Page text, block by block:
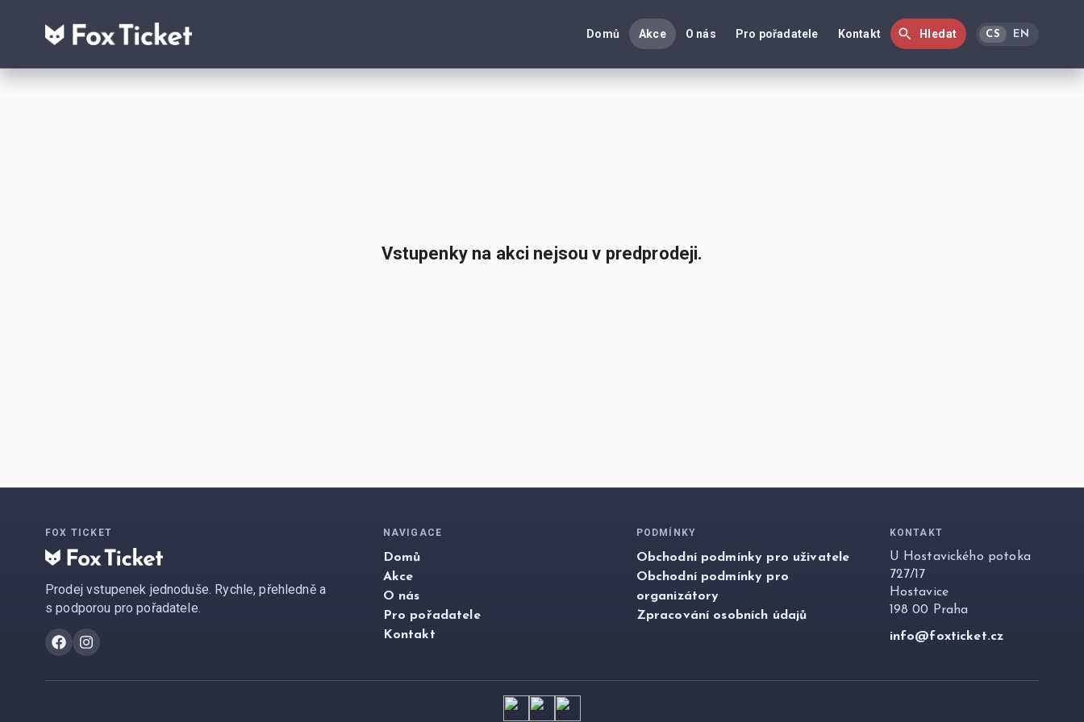
Domů Akce O nás Pro pořadatele Kontakt Hledat CS EN
Vstupenky na akci nejsou v predprodeji.
FOX TICKET
Prodej vstupenek jednoduše. Rychle, přehledně a
s podporou pro pořadatele.
NAVIGACE
Domů
Akce
O nás
Pro pořadatele
Kontakt
PODMÍNKY
Obchodní podmínky pro uživatele
Obchodní podmínky pro
organizátory
Zpracování osobních údajů
KONTAKT
U Hostavického potoka
727/17
Hostavice
198 00 Praha
info@foxticket.cz